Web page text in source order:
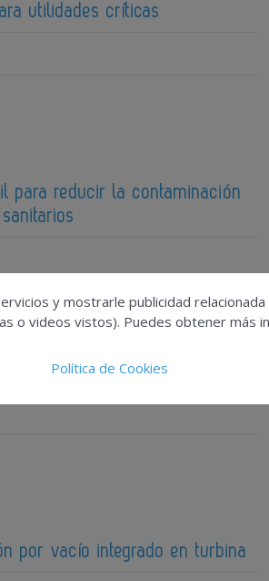
utilidades críticas
para reducir la contaminación
temperaturas
por vacío integrado en turbina
y mostrarle publicidad
o videos vistos). Puedes obtener más
Política de Cookies